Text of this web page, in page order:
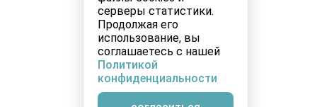
серверы статистики.
Продолжая его
использование, вы
соглашаетесь с нашей
Политикой
конфиденциальности